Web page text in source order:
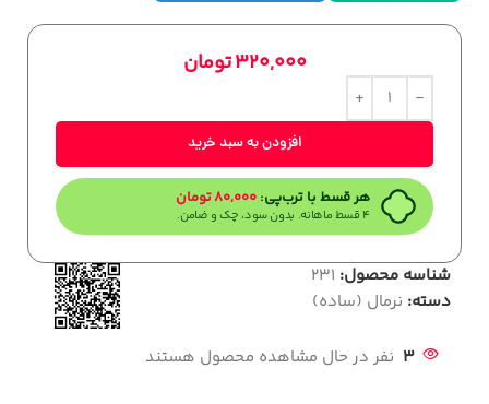
320,000تومان
افزودن به سبد خرید
هر قسط با ترب‌پی: 80,000تومان
۴ قسط ماهانه. بدون سود، چک و ضامن.
شناسه محصول: 231
دسته: نرمال (ساده)
3 نفر در حال مشاهده محصول هستند